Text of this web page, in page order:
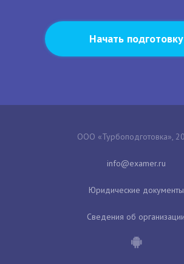
Начать подготовку
ООО «Турбоподготовка»,
Юридические документы
Сведения об организации